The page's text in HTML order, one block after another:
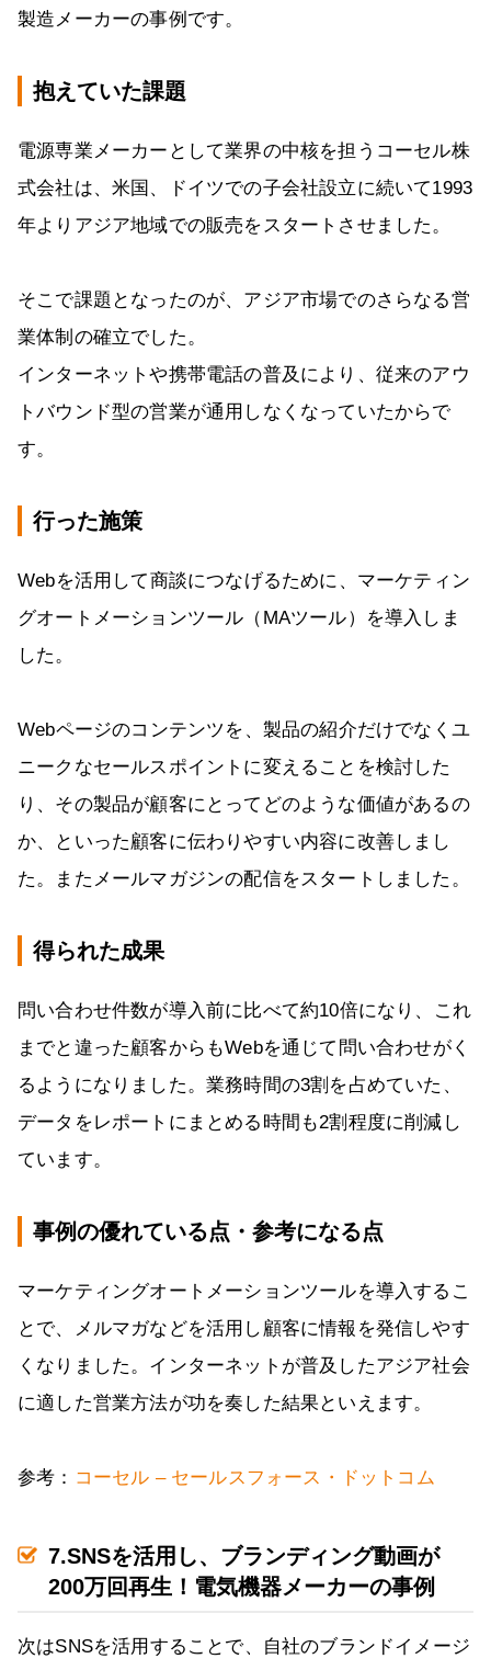
製造メーカーの事例です。
抱えていた課題
電源専業メーカーとして業界の中核を担うコーセル株
式会社は、米国、ドイツでの子会社設立に続いて1993
年よりアジア地域での販売をスタートさせました。
そこで課題となったのが、アジア市場でのさらなる営
業体制の確立でした。
インターネットや携帯電話の普及により、従来のアウ
トバウンド型の営業が通用しなくなっていたからで
す。
行った施策
Webを活用して商談につなげるために、マーケティン
グオートメーションツール（MAツール）を導入しま
した。
Webページのコンテンツを、製品の紹介だけでなくユ
ニークなセールスポイントに変えることを検討した
り、その製品が顧客にとってどのような価値があるの
か、といった顧客に伝わりやすい内容に改善しまし
た。またメールマガジンの配信をスタートしました。
得られた成果
問い合わせ件数が導入前に比べて約10倍になり、これ
までと違った顧客からもWebを通じて問い合わせがく
るようになりました。業務時間の3割を占めていた、
データをレポートにまとめる時間も2割程度に削減し
ています。
事例の優れている点・参考になる点
マーケティングオートメーションツールを導入するこ
とで、メルマガなどを活用し顧客に情報を発信しやす
くなりました。インターネットが普及したアジア社会
に適した営業方法が功を奏した結果といえます。
参考： コーセル – セールスフォース・ドットコム
7.SNSを活用し、ブランディング動画が
200万回再生！電気機器メーカーの事例
次はSNSを活用することで、自社のブランドイメージ